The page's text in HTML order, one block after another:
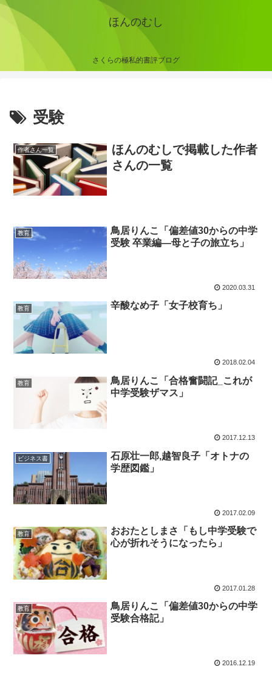
ほんのむし
さくらの極私的書評ブログ
受験
作者さん一覧
ほんのむしで掲載した作者
さんの一覧
教育
鳥居りんこ「偏差値30からの中学
受験 卒業編―母と子の旅立ち」
2020.03.31
教育 辛酸なめ子「女子校育ち」
2018.02.04
教育
鳥居りんこ「合格奮闘記_これが
中学受験ザマス」
2017.12.13
ビジネス書
石原壮一郎,越智良子「オトナの
学歴図鑑」
2017.02.09
教育
おおたとしまさ「もし中学受験で
心が折れそうになったら」
2017.01.28
教育
鳥居りんこ「偏差値30からの中学
受験合格記」
2016.12.19